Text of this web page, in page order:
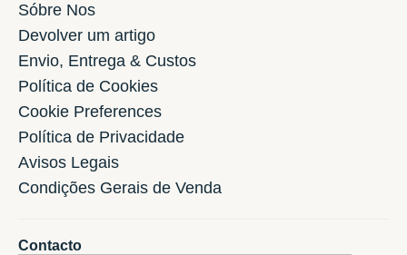
Sóbre Nos
Devolver um artigo
Envio, Entrega & Custos
Política de Cookies
Cookie Preferences
Política de Privacidade
Avisos Legais
Condições Gerais de Venda
Contacto